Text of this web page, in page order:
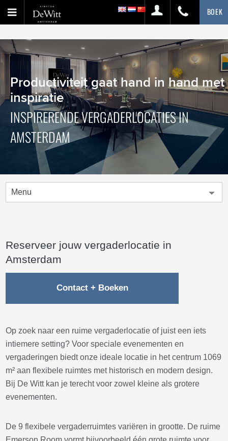
BOEK
Productiviteit gaat hand in hand met
inspiratie
INSPIRERENDE VERGADERLOCATIES IN
AMSTERDAM
Menu
Reserveer jouw vergaderlocatie in
Amsterdam
Contact + Boeken
Op zoek naar een ruime vergaderlocatie of juist een iets
intiemere setting? Voor speciale evenementen en
vergaderingen biedt onze ideale locatie in het centrum 1069
m² aan flexibele ruimtes met historisch en modern design.
Bij De Witt kan je terecht voor zowel kleine als grotere
evenementen.
De 9 flexibele vergaderruimtes variëren in grootte. De ruime